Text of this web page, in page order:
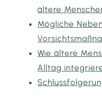
ältere
Mögliche
Wie ältere
Alltag